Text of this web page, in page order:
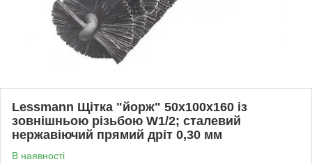
Lessmann Щітка "йорж" 50х100х160 із
зовнішньою різьбою W1/2; сталевий
нержавіючий прямий дріт 0,30 мм
В наявності